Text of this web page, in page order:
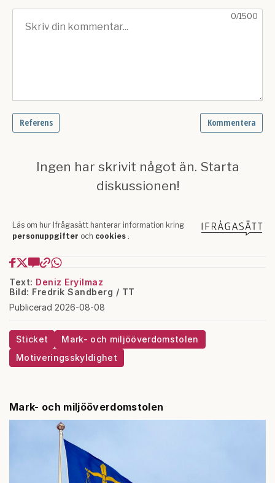
Text: Deniz Eryilmaz
Bild: Fredrik Sandberg / TT
Publicerad 2026-08-08
Sticket
Mark- och miljööverdomstolen
Motiveringsskyldighet
Mark- och miljööverdomstolen